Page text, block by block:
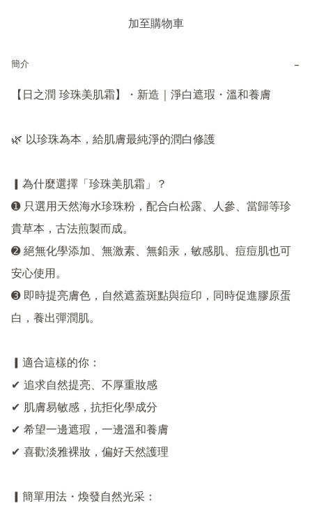
加至購物車
簡介 −
【日之潤 珍珠美肌霜】・新造｜淨白遮瑕・溫和養膚
🌿 以珍珠為本，給肌膚最純淨的潤白修護
▎為什麼選擇「珍珠美肌霜」？
➊ 只選用天然海水珍珠粉，配合白松露、人參、當歸等珍
貴草本，古法煎製而成。
➋ 絕無化學添加、無激素、無鉛汞，敏感肌、痘痘肌也可
安心使用。
➌ 即時提亮膚色，自然遮蓋斑點與痘印，同時促進膠原蛋
白，養出彈潤肌。
▎適合這樣的你：
✔ 追求自然提亮、不厚重妝感
✔ 肌膚易敏感，抗拒化學成分
✔ 希望一邊遮瑕，一邊溫和養膚
✔ 喜歡淡雅裸妝，偏好天然護理
▎簡單用法・煥發自然光采：